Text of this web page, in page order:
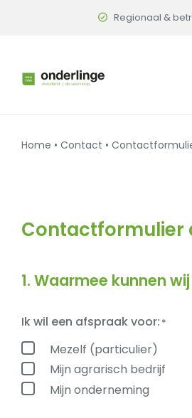
Regionaal &
Home • Contact •
Contactformulier
1. Waarmee kunnen
Ik wil een afspraak voor:
Mezelf (particulier)
Mijn agrarisch bedrijf
Mijn onderneming